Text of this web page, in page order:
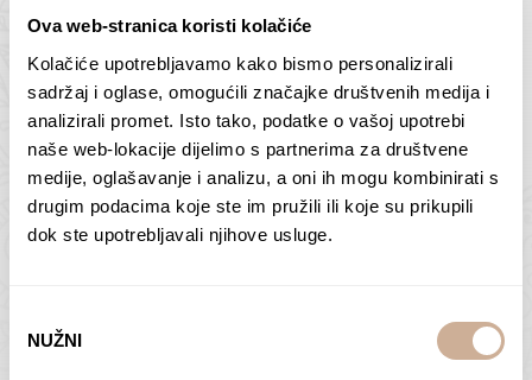
Ova web-stranica koristi kolačiće
Kolačiće upotrebljavamo kako bismo personalizirali
sadržaj i oglase, omogućili značajke društvenih medija i
analizirali promet. Isto tako, podatke o vašoj upotrebi
naše web-lokacije dijelimo s partnerima za društvene
medije, oglašavanje i analizu, a oni ih mogu kombinirati s
drugim podacima koje ste im pružili ili koje su prikupili
dok ste upotrebljavali njihove usluge.
pristanka
NUŽNI
Butan – ljudi 2
75,00€ – 138,00€Raspon
cijena:
od
75,00 €
138,00 €
ODABERI OPCIJE
Antarktika – krajolik
2
75,00€ – 138,00€Raspon
cijena:
od
ODABERI OPCIJE